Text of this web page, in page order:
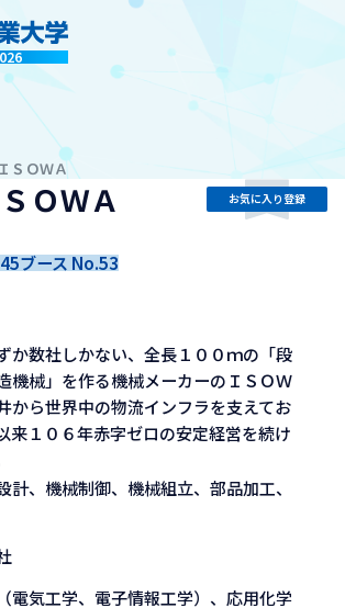
ＳＯＷＡ
ＯＷＡ
ブース No.53
お気に入り登録
か数社しかない、全長１００ｍの「段
機械」を作る機械メーカーのＩＳＯＷ
から世界中の物流インフラを支えてお
来１０６年赤字ゼロの安定経営を続け
計、機械制御、機械組立、部品加工、
電気工学、電子情報工学）、応用化学